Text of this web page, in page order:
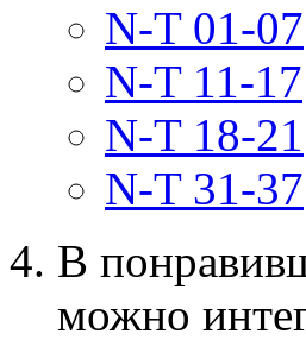
N-T 01-07
N-T 11-17
N-T 18-21
N-T 31-37
В
можно